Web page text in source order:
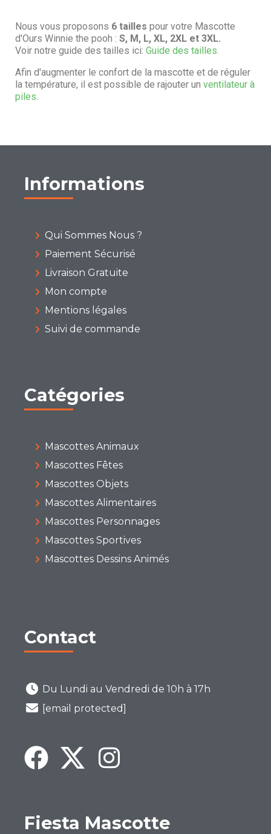
Nous vous proposons 6 tailles pour votre Mascotte
d'Ours Winnie the pooh : S, M, L, XL, 2XL et 3XL.
Voir notre guide des tailles ici: Guide des tailles.
Afin d'augmenter le confort de la mascotte et de réguler
la température, il est possible de rajouter un ventilateur à
piles.
Informations
Qui Sommes Nous ?
Paiement Sécurisé
Livraison Gratuite
Mon compte
Mentions légales
Suivi de commande
Catégories
Mascottes Animaux
Mascottes Fêtes
Mascottes Objets
Mascottes Alimentaires
Mascottes Personnages
Mascottes Sportives
Mascottes Dessins Animés
Contact
Du Lundi au Vendredi de 10h à 17h
[email protected]
Fiesta Mascotte